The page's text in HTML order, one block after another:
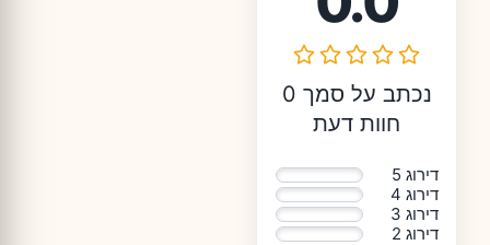
נכתב על סמך 0
חוות דעת
דירוג 5
דירוג 4
דירוג 3
דירוג 2